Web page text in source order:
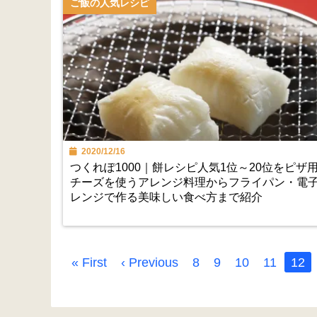
ご飯の人気レシピ
2020/12/16
つくれぽ1000｜餅レシピ人気1位～20位をピザ
チーズを使うアレンジ料理からフライパン・電
レンジで作る美味しい食べ方まで紹介
« First ‹ Previous 8 9 10 11 12